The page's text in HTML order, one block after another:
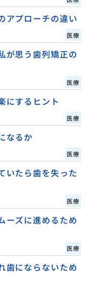
アプローチの違い
医療
が思う歯列矯正の
医療
にするヒント
医療
なるか
医療
いたら歯を失った
医療
ーズに進めるため
医療
歯にならないため